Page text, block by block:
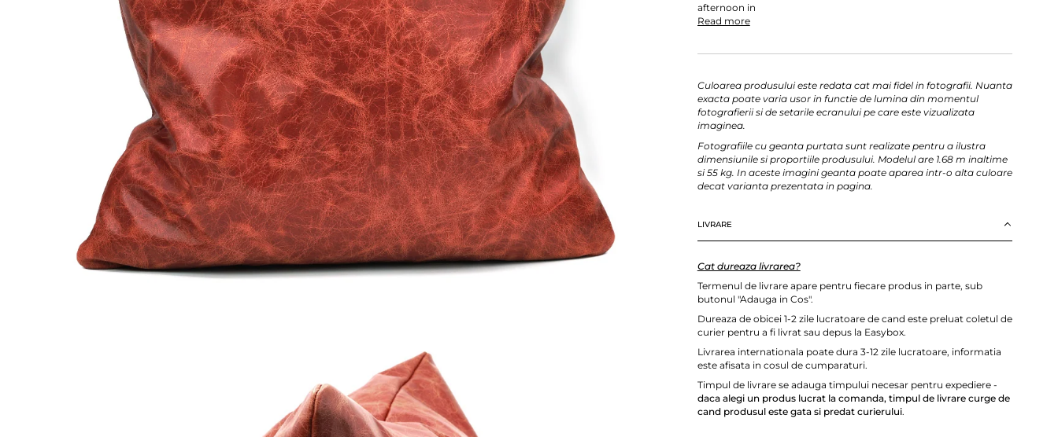
afternoon in
Read more
Culoarea produsului este redata cat mai fidel in fotografii. Nuanta
exacta poate varia usor in functie de lumina din momentul
fotografierii si de setarile ecranului pe care este vizualizata
imaginea.
Fotografiile cu geanta purtata sunt realizate pentru a ilustra
dimensiunile si proportiile produsului. Modelul are 1.68 m inaltime
si 55 kg. In aceste imagini geanta poate aparea intr-o alta culoare
decat varianta prezentata in pagina.
LIVRARE
Cat dureaza livrarea?
Termenul de livrare apare pentru fiecare produs in parte, sub
butonul "Adauga in Cos".
Dureaza de obicei 1-2 zile lucratoare de cand este preluat coletul de
curier pentru a fi livrat sau depus la Easybox.
Livrarea internationala poate dura 3-12 zile lucratoare, informatia
este afisata in cosul de cumparaturi.
Timpul de livrare se adauga timpului necesar pentru expediere -
daca alegi un produs lucrat la comanda, timpul de livrare curge de
cand produsul este gata si predat curierului.